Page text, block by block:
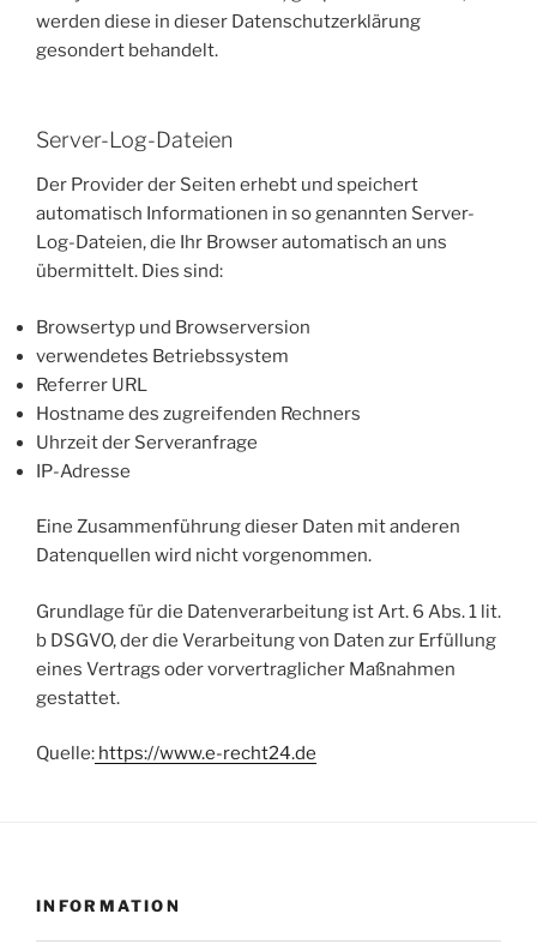
werden diese in dieser Datenschutzerklärung
gesondert behandelt.
Server-Log-Dateien
Der Provider der Seiten erhebt und speichert
automatisch Informationen in so genannten Server-
Log-Dateien, die Ihr Browser automatisch an uns
übermittelt. Dies sind:
Browsertyp und Browserversion
verwendetes Betriebssystem
Referrer URL
Hostname des zugreifenden Rechners
Uhrzeit der Serveranfrage
IP-Adresse
Eine Zusammenführung dieser Daten mit anderen
Datenquellen wird nicht vorgenommen.
Grundlage für die Datenverarbeitung ist Art. 6 Abs. 1 lit.
b DSGVO, der die Verarbeitung von Daten zur Erfüllung
eines Vertrags oder vorvertraglicher Maßnahmen
gestattet.
Quelle: https://www.e-recht24.de
INFORMATION